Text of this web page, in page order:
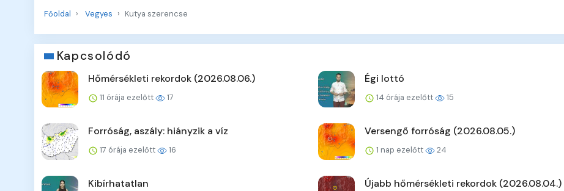
Főoldal Vegyes Kutya szerencse
Kapcsolódó
Hőmérsékleti rekordok (2026.08.06.)
11 órája ezelőtt 17
Égi lottó
14 órája ezelőtt 15
Forróság, aszály: hiányzik a víz
17 órája ezelőtt 16
Versengő forróság (2026.08.05.)
1 nap ezelőtt 24
Kibírhatatlan Újabb hőmérsékleti rekordok (2026.08.04.)